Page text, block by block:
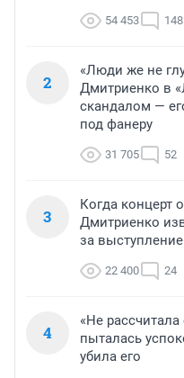
54 453 148
2
«Люди же не
Дмитриенко в
скандалом —
под фанеру
31 705 52
3
Когда концерт
Дмитриенко
за
22 400 24
4
«Не
пыталась
убила его